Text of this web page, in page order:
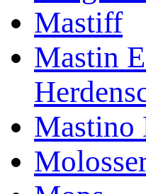
Mastiff
Mastin
Mastino